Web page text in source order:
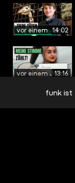
vor einem Jahr
14:02
vor einem Jahr
13:16
funk ist